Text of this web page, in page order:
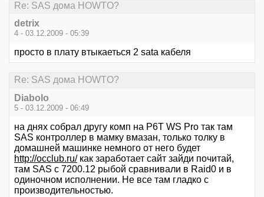
Re: SAS дома HOWTO?
detrix
4 - 03.12.2009 - 05:39
просто в плату втыкаеться 2 sata кабеля
Re: SAS дома HOWTO?
Diabolo
5 - 03.12.2009 - 06:49
на днях собрал другу комп на P6T WS Pro так там
SAS контроллер в мамку вмазан, только толку в
домашней машинке немного от него будет
http://occlub.ru/как заработает сайт зайди почитай,
там SAS с 7200.12 рыбой сравнивали в Raid0 и в
одиночном исполнении. Не все там гладко с
производительностью.